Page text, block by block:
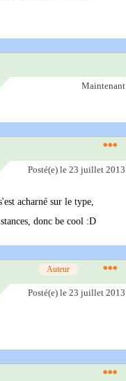
Maintenant
Posté(e) le 23 juillet 2013
acharné sur le type,
donc be cool :D
Auteur
Posté(e) le 23 juillet 2013